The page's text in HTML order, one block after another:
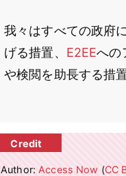
我々はすべての政府
げる措置、 E2EEへの
や検閲を助長する措
Author:Access Now (CC